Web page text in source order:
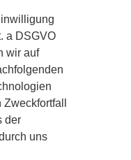
a DSGVO
wir auf
der
uns